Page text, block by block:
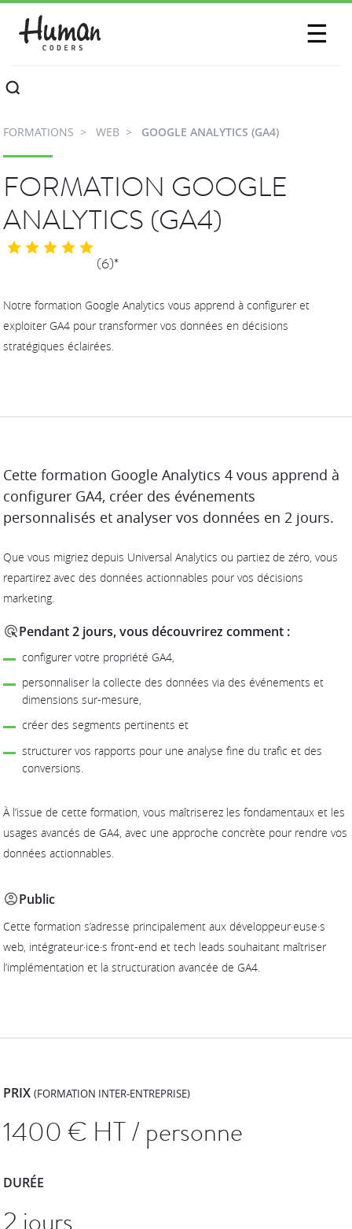
☰
CONTACTEZ-NOUS
FORMATIONS WEB GOOGLE ANALYTICS (GA4)
FORMATION GOOGLE
ANALYTICS (GA4)
(6)*
Notre formation Google Analytics vous apprend à configurer et
exploiter GA4 pour transformer vos données en décisions
stratégiques éclairées.
DESCRIPTION
Cette formation Google Analytics 4 vous apprend à
configurer GA4, créer des événements
personnalisés et analyser vos données en 2 jours.
Que vous migriez depuis Universal Analytics ou partiez de zéro, vous
repartirez avec des données actionnables pour vos décisions
marketing.
Pendant 2 jours, vous découvrirez comment :
configurer votre propriété GA4,
personnaliser la collecte des données via des événements et
dimensions sur-mesure,
créer des segments pertinents et
structurer vos rapports pour une analyse fine du trafic et des
conversions.
À l’issue de cette formation, vous maîtriserez les fondamentaux et les
usages avancés de GA4, avec une approche concrète pour rendre vos
données actionnables.
Public
Cette formation s’adresse principalement aux développeur·euse·s
web, intégrateur·ice·s front-end et tech leads souhaitant maîtriser
l’implémentation et la structuration avancée de GA4.
PRIX(FORMATION INTER-ENTREPRISE)
1400€ HT / personne
DURÉE